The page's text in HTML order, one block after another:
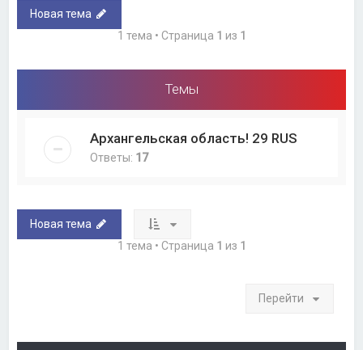
Новая тема
1 тема • Страница 1 из 1
Темы
Архангельская область! 29 RUS
Ответы: 17
Новая тема
1 тема • Страница 1 из 1
Перейти